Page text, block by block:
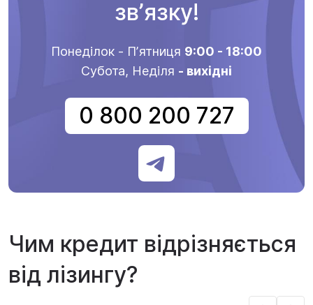
звʼязку!
Понеділок - Пʼятниця 9:00 - 18:00
Субота, Неділя - вихідні
0 800 200 727
Чим кредит відрізняється
від лізингу?